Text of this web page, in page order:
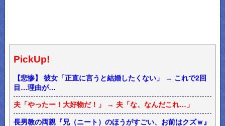
PickUp!
【悲惨】 彼女「正直に言うと結婚したくない」 → これで2回
目…理由が…
夫「やったー！大好物だ！」 → 夫「な、なんだこれ…」
長男教の両親『兄（ニート）のほうがすごい、お前はクズｗ』